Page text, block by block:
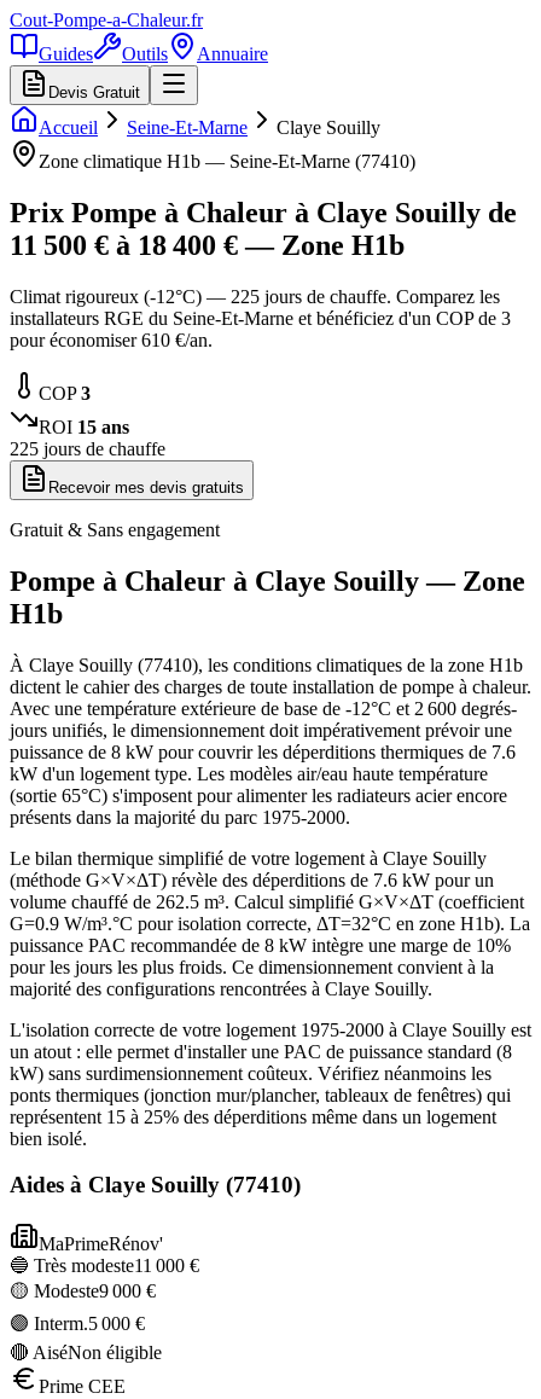
Cout-Pompe-a-Chaleur.fr
Guides
Outils Annuaire
Devis Gratuit
Accueil Seine-Et-Marne
Claye Souilly
Zone climatique H1b — Seine-Et-Marne (77410)
Prix Pompe à Chaleur à Claye Souilly de
11 500 € à 18 400 € — Zone H1b
Climat rigoureux (-12°C) — 225 jours de chauffe. Comparez les
installateurs RGE du Seine-Et-Marne et bénéficiez d'un COP de 3
pour économiser 610 €/an.
COP3
ROI 15 ans
225 jours de chauffe
Recevoir mes devis gratuits
Gratuit & Sans engagement
Pompe à Chaleur à Claye Souilly— Zone
H1b
À Claye Souilly (77410), les conditions climatiques de la zone H1b
dictent le cahier des charges de toute installation de pompe à chaleur.
Avec une température extérieure de base de -12°C et 2 600 degrés-
jours unifiés, le dimensionnement doit impérativement prévoir une
puissance de 8 kW pour couvrir les déperditions thermiques de 7.6
kW d'un logement type. Les modèles air/eau haute température
(sortie 65°C) s'imposent pour alimenter les radiateurs acier encore
présents dans la majorité du parc 1975-2000.
Le bilan thermique simplifié de votre logement à Claye Souilly
(méthode G×V×ΔT) révèle des déperditions de 7.6 kW pour un
volume chauffé de 262.5 m³. Calcul simplifié G×V×ΔT (coefficient
G=0.9 W/m³.°C pour isolation correcte, ΔT=32°C en zone H1b). La
puissance PAC recommandée de 8 kW intègre une marge de 10%
pour les jours les plus froids. Ce dimensionnement convient à la
majorité des configurations rencontrées à Claye Souilly.
L'isolation correcte de votre logement 1975-2000 à Claye Souilly est
un atout : elle permet d'installer une PAC de puissance standard (8
kW) sans surdimensionnement coûteux. Vérifiez néanmoins les
ponts thermiques (jonction mur/plancher, tableaux de fenêtres) qui
représentent 15 à 25% des déperditions même dans un logement
bien isolé.
Aides à Claye Souilly (77410)
MaPrimeRénov'
🔵 Très modeste11 000 €
🟡 Modeste9 000 €
🟣 Interm.5 000 €
🔴 AiséNon éligible
Prime CEE